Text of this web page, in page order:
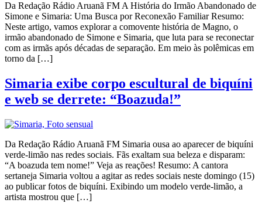
Da Redação Rádio Aruanã FM A História do Irmão Abandonado de
Simone e Simaria: Uma Busca por Reconexão Familiar Resumo:
Neste artigo, vamos explorar a comovente história de Magno, o
irmão abandonado de Simone e Simaria, que luta para se reconectar
com as irmãs após décadas de separação. Em meio às polêmicas em
torno da […]
Simaria exibe corpo escultural de biquíni
e web se derrete: “Boazuda!”
Da Redação Rádio Aruanã FM Simaria ousa ao aparecer de biquíni
verde-limão nas redes sociais. Fãs exaltam sua beleza e disparam:
“A boazuda tem nome!” Veja as reações! Resumo: A cantora
sertaneja Simaria voltou a agitar as redes sociais neste domingo (15)
ao publicar fotos de biquíni. Exibindo um modelo verde-limão, a
artista mostrou que […]